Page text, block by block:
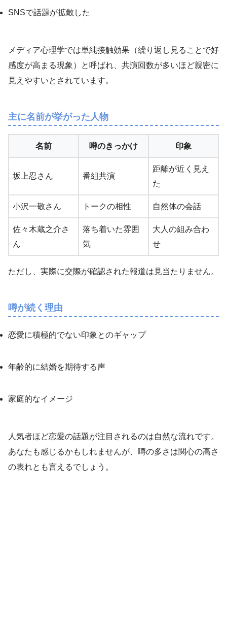
SNSで話題が拡散した
メディア心理学では単純接触効果（繰り返し見ることで好
感度が高まる現象）と呼ばれ、共演回数が多いほど親密に
見えやすいとされています。
主に名前が挙がった人物
名前 噂のきっかけ 印象
坂上忍さん 番組共演
距離が近く見え
た
小沢一敬さん トークの相性 自然体の会話
佐々木蔵之介さ
ん
落ち着いた雰囲
気
大人の組み合わ
せ
ただし、実際に交際が確認された報道は見当たりません。
噂が続く理由
恋愛に積極的でない印象とのギャップ
年齢的に結婚を期待する声
家庭的なイメージ
人気者ほど恋愛の話題が注目されるのは自然な流れです。
あなたも感じるかもしれませんが、噂の多さは関心の高さ
の表れとも言えるでしょう。